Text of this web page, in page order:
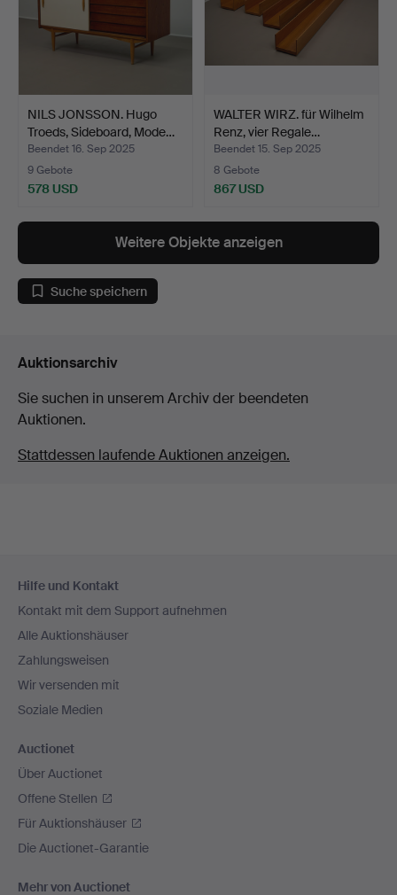
NILS JONSSON. Hugo
Troeds, Sideboard, Mode…
Beendet 16. Sep 2025
9 Gebote
578 USD
WALTER WIRZ. für Wilhelm
Renz, vier Regale…
Beendet 15. Sep 2025
8 Gebote
867 USD
Weitere Objekte anzeigen
Suche speichern
Auktionsarchiv
Sie suchen in unserem Archiv der beendeten
Auktionen.
Stattdessen laufende Auktionen anzeigen.
Navigation
Hilfe und Kontakt
Kontakt mit dem Support aufnehmen
Alle Auktionshäuser
Zahlungsweisen
Wir versenden mit
Soziale Medien
Auctionet
Über Auctionet
Offene Stellen
Für Auktionshäuser
Die Auctionet-Garantie
Mehr von Auctionet